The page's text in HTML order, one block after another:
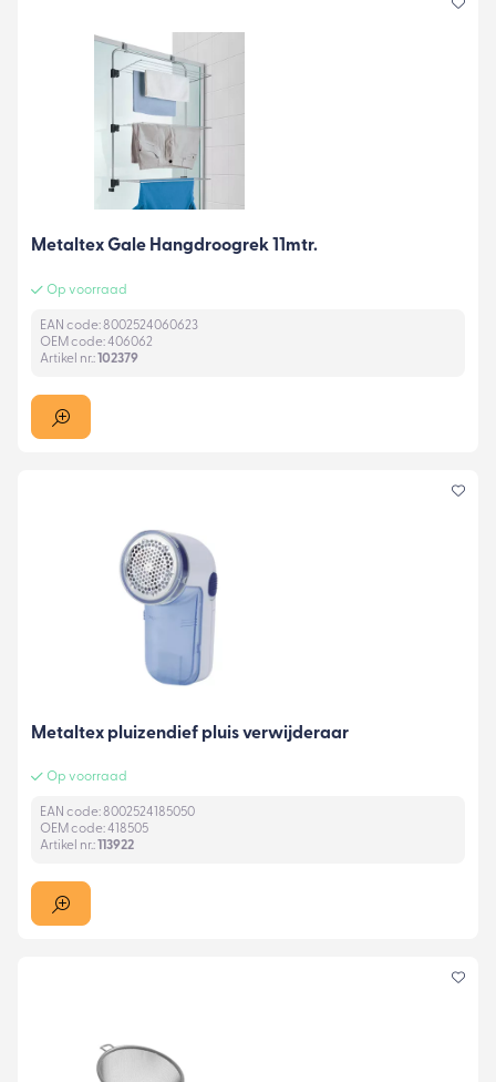
Metaltex Gale Hangdroogrek 11mtr.
Op voorraad
EAN code: 8002524060623
OEM code: 406062
Artikel nr.:102379
Metaltex pluizendief pluis verwijderaar
Op voorraad
EAN code: 8002524185050
OEM code: 418505
Artikel nr.:113922